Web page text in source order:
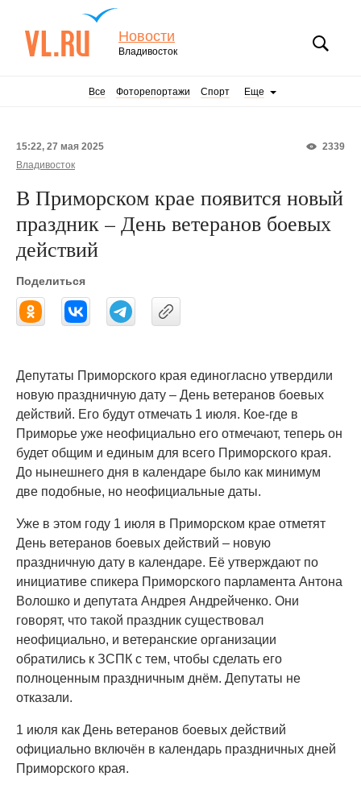
Новости
Владивосток
Все Фоторепортажи Спорт Еще
2339
15:22, 27 мая 2025
Владивосток
В Приморском крае появится новый
праздник – День ветеранов боевых
действий
Поделиться
Депутаты Приморского края единогласно утвердили
новую праздничную дату – День ветеранов боевых
действий. Его будут отмечать 1 июля. Кое-где в
Приморье уже неофициально его отмечают, теперь он
будет общим и единым для всего Приморского края.
До нынешнего дня в календаре было как минимум
две подобные, но неофициальные даты.
Уже в этом году 1 июля в Приморском крае отметят
День ветеранов боевых действий – новую
праздничную дату в календаре. Её утверждают по
инициативе спикера Приморского парламента Антона
Волошко и депутата Андрея Андрейченко. Они
говорят, что такой праздник существовал
неофициально, и ветеранские организации
обратились к ЗСПК с тем, чтобы сделать его
полноценным праздничным днём. Депутаты не
отказали.
1 июля как День ветеранов боевых действий
официально включён в календарь праздничных дней
Приморского края.